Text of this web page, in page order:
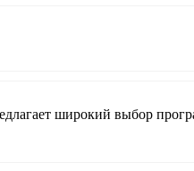
широкий выбор